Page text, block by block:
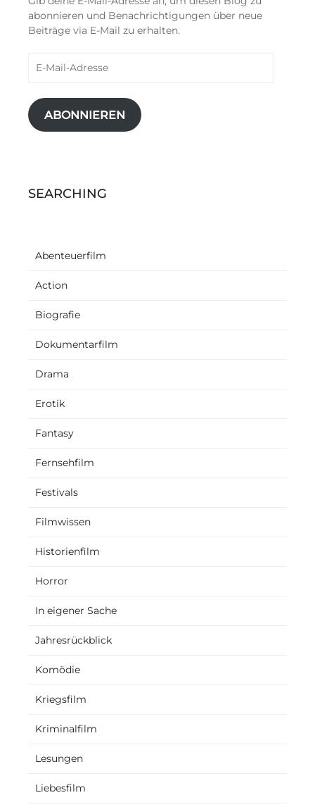
abonnieren und Benachrichtigungen über neue
Beiträge via E-Mail zu erhalten.
Mail-
ABONNIEREN
SEARCHING
Abenteuerfilm
Action
Biografie
Dokumentarfilm
Drama
Erotik
Fantasy
Fernsehfilm
Festivals
Filmwissen
Historienfilm
Horror
In eigener Sache
Jahresrückblick
Komödie
Kriegsfilm
Kriminalfilm
Lesungen
Liebesfilm